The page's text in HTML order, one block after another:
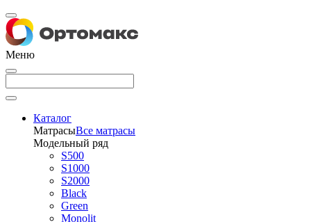
Меню
Каталог
МатрасыВсе матрасы
Модельный ряд
S500
S1000
S2000
Black
Green
Monolit